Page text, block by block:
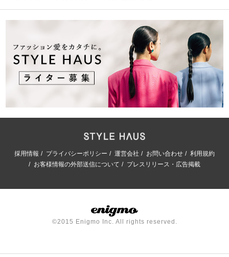
採用情報 プライバシーポリシー 運営会社 お問い合わせ
利用規約
お客様情報の外部送信について
プレスリリース・広告掲載
©2015 Enigmo Inc. All rights reserved.